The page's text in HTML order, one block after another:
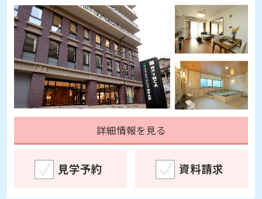
詳細情報を見る
見学予約 資料請求